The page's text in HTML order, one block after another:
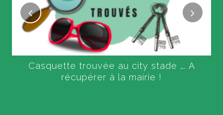
Casquette trouvée au city stade …. A
récupérer à la mairie !